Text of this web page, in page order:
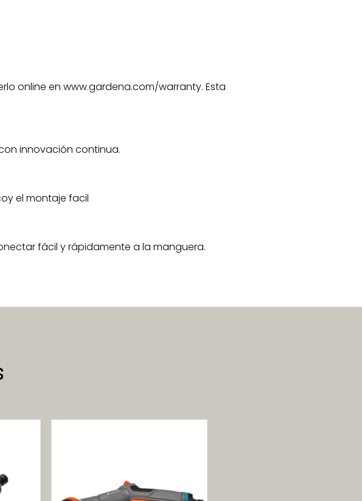
online en www.gardena.com/warranty. Esta
innovación continua.
el montaje facil
fácil y rápidamente a la manguera.